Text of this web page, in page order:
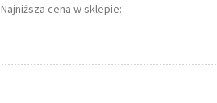
Najniższa cena w sklepie: